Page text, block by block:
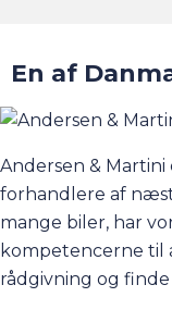
En af
Andersen & Martini
forhandlere af
mange biler, har
kompetencerne til
rådgivning og